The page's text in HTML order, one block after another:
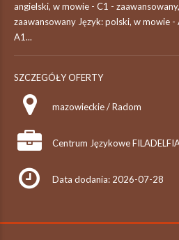
angielski, w mowie - C1 -
zaawansowany Język: polski, w mowie
A1...
SZCZEGÓŁY OFERTY
mazowieckie / Radom
Centrum Językowe
Data dodania: 2026-07-28